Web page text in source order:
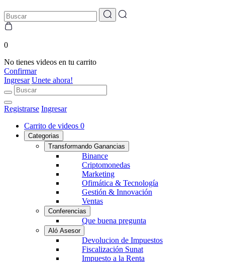
0
No tienes videos en tu carrito
Confirmar
Ingresar Unete ahora!
Registrarse Ingresar
Carrito de videos 0
Categorias
Transformando Ganancias
Binance
Criptomonedas
Marketing
Ofimática & Tecnología
Gestión & Innovación
Ventas
Conferencias
Que buena pregunta
Aló Asesor
Devolucion de Impuestos
Fiscalización Sunat
Impuesto a la Renta